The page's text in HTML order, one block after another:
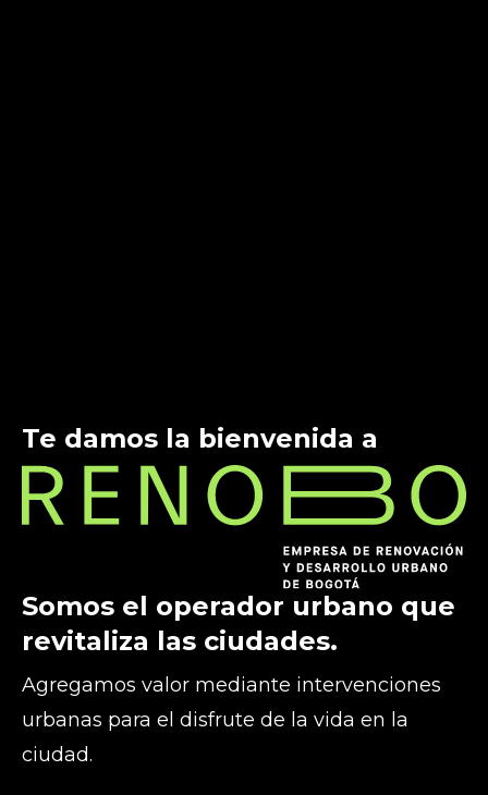
Te damos la bienvenida a
Somos el operador urbano que
revitaliza las ciudades.
Agregamos valor mediante intervenciones
urbanas para el disfrute de la vida en la
ciudad.